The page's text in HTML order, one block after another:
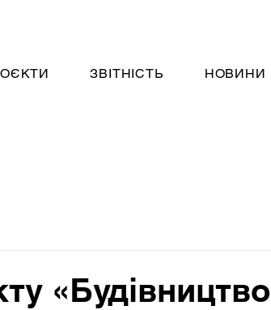
ЗВІТНІСТЬ НОВИНИ
«Будівництво